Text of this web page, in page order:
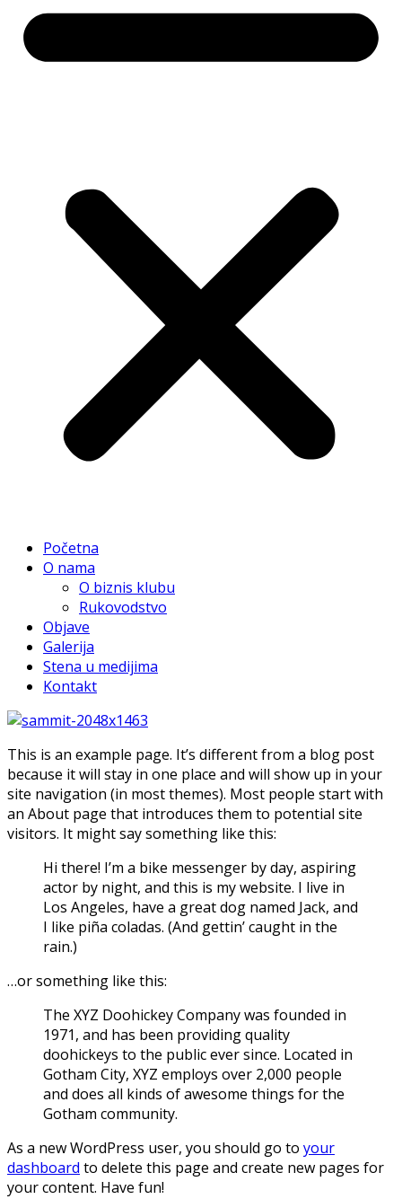
Početna
O nama
O biznis klubu
Rukovodstvo
Objave
Galerija
Stena u medijima
Kontakt
This is an example page. It’s different from a blog post
because it will stay in one place and will show up in your
site navigation (in most themes). Most people start with
an About page that introduces them to potential site
visitors. It might say something like this:
Hi there! I’m a bike messenger by day, aspiring
actor by night, and this is my website. I live in
Los Angeles, have a great dog named Jack, and
I like piña coladas. (And gettin’ caught in the
rain.)
…or something like this:
The XYZ Doohickey Company was founded in
1971, and has been providing quality
doohickeys to the public ever since. Located in
Gotham City, XYZ employs over 2,000 people
and does all kinds of awesome things for the
Gotham community.
As a new WordPress user, you should go to your
dashboard to delete this page and create new pages for
your content. Have fun!